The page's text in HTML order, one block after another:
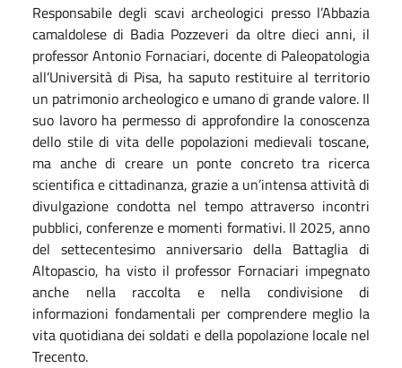
Responsabile degli scavi archeologici presso l’Abbazia
camaldolese di Badia Pozzeveri da oltre dieci anni, il
professor Antonio Fornaciari, docente di Paleopatologia
all’Università di Pisa, ha saputo restituire al territorio
un patrimonio archeologico e umano di grande valore. Il
suo lavoro ha permesso di approfondire la conoscenza
dello stile di vita delle popolazioni medievali toscane,
ma anche di creare un ponte concreto tra ricerca
scientifica e cittadinanza, grazie a un’intensa attività di
divulgazione condotta nel tempo attraverso incontri
pubblici, conferenze e momenti formativi. Il 2025, anno
del settecentesimo anniversario della Battaglia di
Altopascio, ha visto il professor Fornaciari impegnato
anche nella raccolta e nella condivisione di
informazioni fondamentali per comprendere meglio la
vita quotidiana dei soldati e della popolazione locale nel
Trecento.